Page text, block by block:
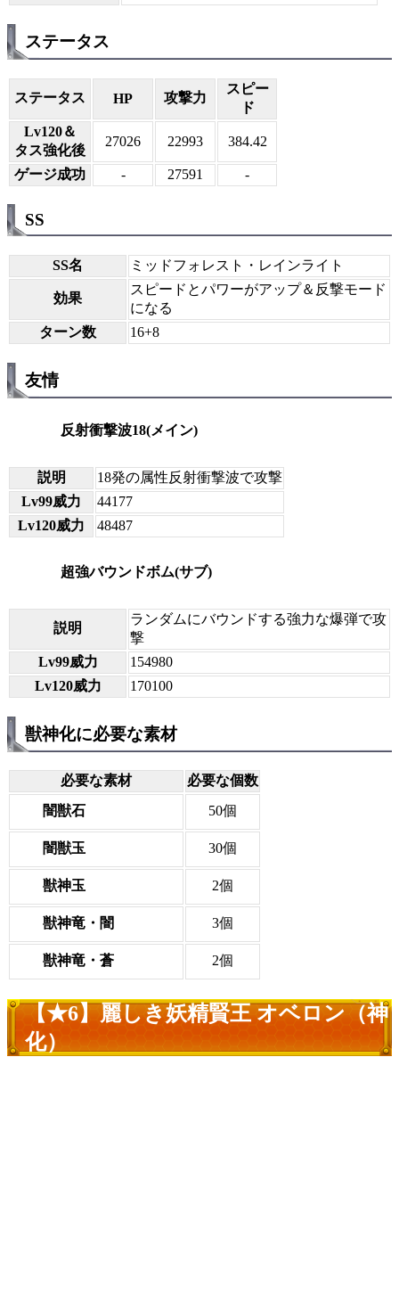
ステータス
ステータス HP 攻撃力
スピー
ド
Lv120＆
タス強化後
27026 22993 384.42
ゲージ成功 - 27591 -
SS
SS名 ミッドフォレスト・レインライト
効果
スピードとパワーがアップ＆反撃モード
になる
ターン数
16+8
友情
反射衝撃波18(メイン)
説明
18発の属性反射衝撃波で攻撃
Lv99威力
44177
Lv120威力
48487
超強バウンドボム(サブ)
説明
ランダムにバウンドする強力な爆弾で攻
撃
Lv99威力
154980
Lv120威力
170100
獣神化に必要な素材
必要な素材
必要な個数
闇獣石
50個
闇獣玉 30個
獣神玉 2個
獣神竜・闇 3個
獣神竜・蒼 2個
【★6】麗しき妖精賢王 オベロン（神
化）